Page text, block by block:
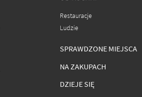
Restauracje
Ludzie
SPRAWDZONE MIEJSCA
NA ZAKUPACH
DZIEJE SIĘ